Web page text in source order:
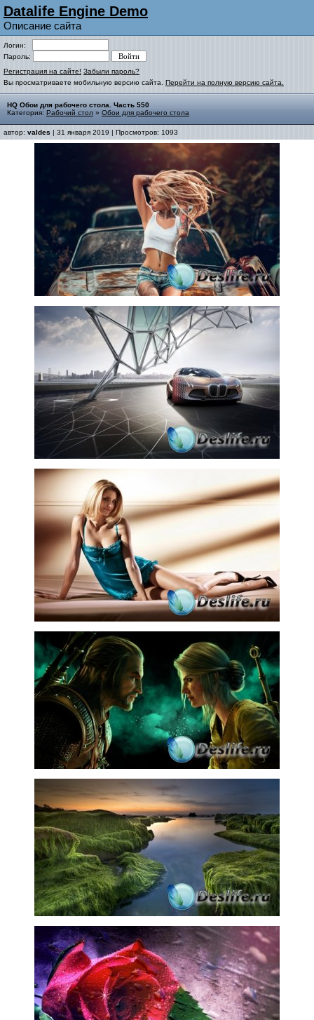
Datalife Engine Demo
Описание сайта
Логин:
Пароль:
Регистрация на сайте! Забыли пароль?
Вы просматриваете мобильную версию сайта. Перейти на полную версию сайта.
HQ Обои для рабочего стола. Часть 550
Категория: Рабочий стол » Обои для рабочего стола
автор: valdes | 31 января 2019 | Просмотров: 1093